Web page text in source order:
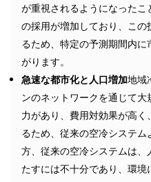
が重視されるようになった
の採用が増加しており、こ
るため、特定の予測期間内
がります。
急速な都市化と人口増加地域
ンのネットワークを通じて
力があり、費用対効果が高
るため、従来の空冷システ
方、従来の空冷システムは
たすには不十分であり、環